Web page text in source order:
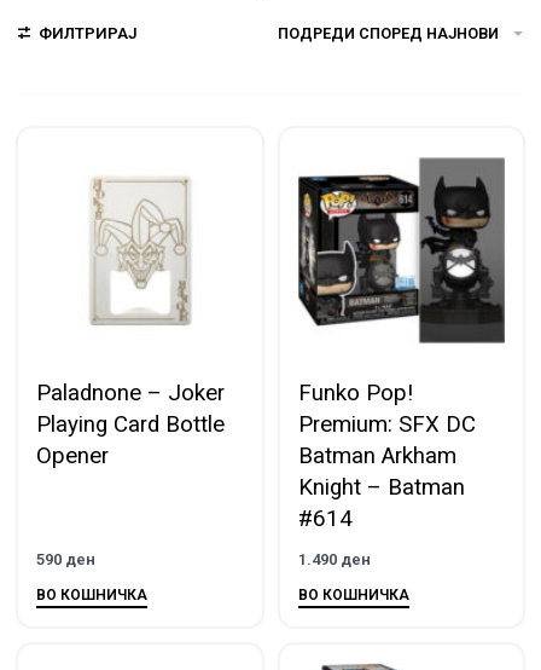
ФИЛТРИРАЈ ПОДРЕДИ СПОРЕД НАЈНОВИ
Paladnone – Joker
Playing Card Bottle
Opener
590 ден
ВО КОШНИЧКА
Funko Pop!
Premium: SFX DC
Batman Arkham
Knight – Batman
#614
1.490 ден
ВО КОШНИЧКА